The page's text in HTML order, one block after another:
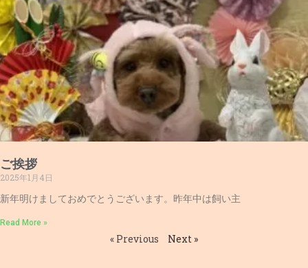
ご挨拶
2025年1月4日
新年明けましておめでとうございます。昨年中は飼い主
Read More »
« Previous Next »